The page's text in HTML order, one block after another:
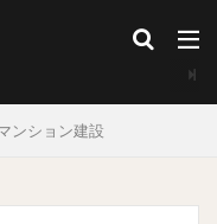
ンション建設